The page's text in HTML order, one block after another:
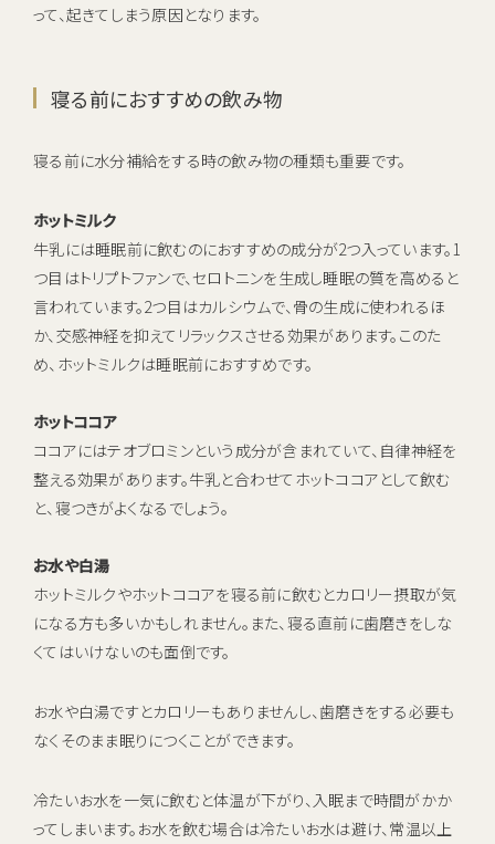
って、起きてしまう原因となります。
寝る前におすすめの飲み物
寝る前に水分補給をする時の飲み物の種類も重要です。
ホットミルク
牛乳には睡眠前に飲むのにおすすめの成分が2つ入っています。1
つ目はトリプトファンで、セロトニンを生成し睡眠の質を高めると
言われています。2つ目はカルシウムで、骨の生成に使われるほ
か、交感神経を抑えてリラックスさせる効果があります。このた
め、ホットミルクは睡眠前におすすめです。
ホットココア
ココアにはテオブロミンという成分が含まれていて、自律神経を
整える効果があります。牛乳と合わせてホットココアとして飲む
と、寝つきがよくなるでしょう。
お水や白湯
ホットミルクやホットココアを寝る前に飲むとカロリー摂取が気
になる方も多いかもしれません。また、寝る直前に歯磨きをしな
くてはいけないのも面倒です。
お水や白湯ですとカロリーもありませんし、歯磨きをする必要も
なくそのまま眠りにつくことができます。
冷たいお水を一気に飲むと体温が下がり、入眠まで時間がかか
ってしまいます。お水を飲む場合は冷たいお水は避け、常温以上